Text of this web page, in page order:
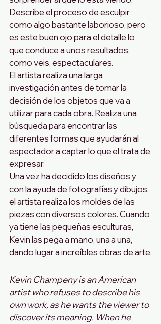
Describe el proceso de esculpir
como algo bastante laborioso, pero
es este buen ojo para el detalle lo
que conduce a unos resultados,
como veis, espectaculares.
El artista realiza una larga
investigación antes de tomar la
decisión de los objetos que va a
utilizar para cada obra. Realiza una
búsqueda para encontrar las
diferentes formas que ayudarán al
espectador a captar lo que el trata de
expresar.
Una vez ha decidido los diseños y
con la ayuda de fotografías y dibujos,
el artista realiza los moldes de las
piezas con diversos colores. Cuando
ya tiene las pequeñas esculturas,
Kevin las pega a mano, una a una,
dando lugar a increíbles obras de arte.
Kevin Champeny is an American
artist who refuses to describe his
own work, as he wants the viewer to
discover its meaning. When he